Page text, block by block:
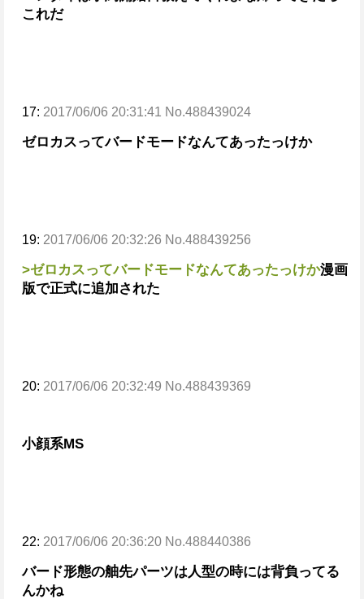
これだ
17: 2017/06/06 20:31:41 No.488439024
ゼロカスってバードモードなんてあったっけか
19: 2017/06/06 20:32:26 No.488439256
>ゼロカスってバードモードなんてあったっけか漫画
版で正式に追加された
20: 2017/06/06 20:32:49 No.488439369
小顔系MS
22: 2017/06/06 20:36:20 No.488440386
バード形態の舳先パーツは人型の時には背負ってる
んかね